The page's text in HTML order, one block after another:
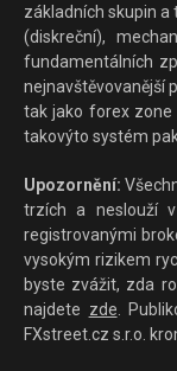
základních skupin
(diskreční),
fundamentálních
nejnavštěvovanější
tak jako forex zone
takovýto systém
Upozornění:
trzích a neslouží
registrovanými
vysokým rizikem
byste zvážit, zda
najdete zde.
FXstreet.cz s.r.o.